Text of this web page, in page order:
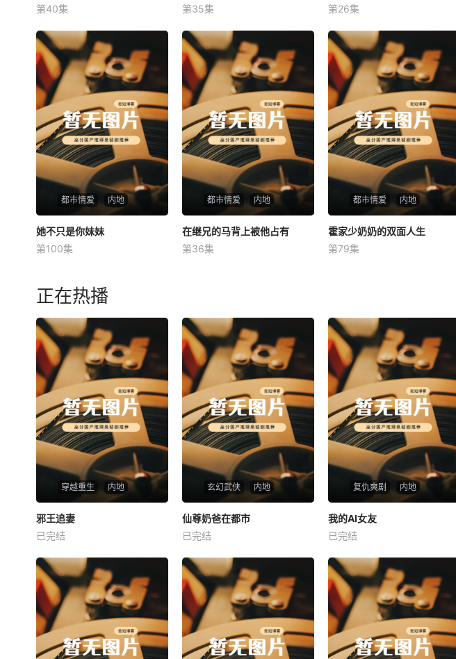
未知
第40集
未知
第35集
未知
第26集
都市情爱 内地
她不只是你妹妹
未知
她不只是你妹妹
第100集
都市情爱 内地
未知
在继兄的马背上被他占有
第36集
都市情爱 内地
霍家少奶奶的双面人生
未知
霍家少奶奶的双面人生
第79集
正在热播
穿越重生 内地
邪王追妻
未知
邪王追妻
已完结
玄幻武侠 内地
仙尊奶爸在都市
未知
仙尊奶爸在都市
已完结
复仇爽剧 内地
我的AI女友
未知
我的AI女友
已完结